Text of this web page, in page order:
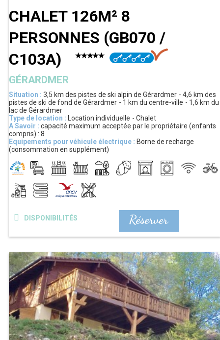
CHALET 126M² 8
PERSONNES (GB070 /
C103A)
GÉRARDMER
Situation : 3,5 km des pistes de ski alpin de Gérardmer 4,6 km des
pistes de ski de fond de Gérardmer
1 km du centre-ville 1,6 km du
lac de Gérardmer
Type de location : Location individuelle
Chalet
A Savoir : capacité maximum acceptée par le propriétaire (enfants
compris) : 8
Equipements pour véhicule électrique : Borne de recharge
(consommation en supplément)
Réserver
DISPONIBILITÉS